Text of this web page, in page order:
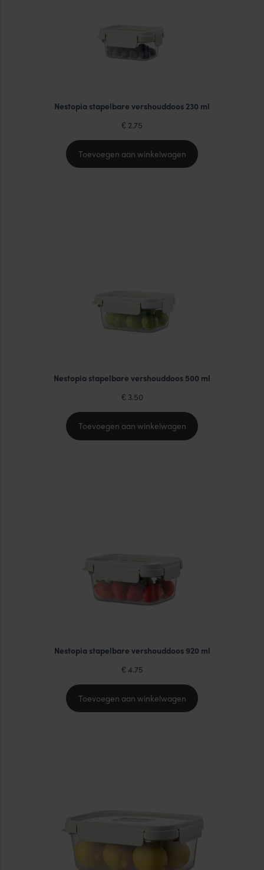
Nestopia stapelbare vershouddoos 230 ml
€ 2.75
Toevoegen aan winkelwagen
Nestopia stapelbare vershouddoos 500 ml
€ 3.50
Toevoegen aan winkelwagen
Nestopia stapelbare vershouddoos 920 ml
€ 4.75
Toevoegen aan winkelwagen